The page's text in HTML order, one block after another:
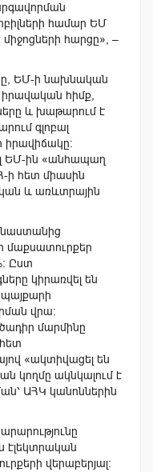
համար ԵՄ
հարցը», –
ԵՄ-ի նախնական
հիմք,
և խաթարում է
գլոբալ
իրավիճակը:
ԵՄ-ին «անհապաղ
ի հետ միասին
և առևտրային
մաքսատուրքեր
Ըստ
կիրառվել են
պայքարի
վրա:
մարմինը
«ակտիվացել են
կողմը ակնկալում է
ԱՀԿ կանոններին
էլեկտրական
վերաբերյալ: